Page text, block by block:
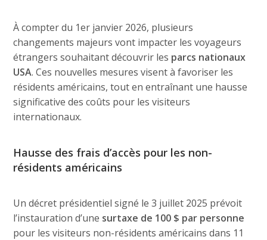
À compter du 1er janvier 2026, plusieurs
changements majeurs vont impacter les voyageurs
étrangers souhaitant découvrir les parcs nationaux
USA. Ces nouvelles mesures visent à favoriser les
résidents américains, tout en entraînant une hausse
significative des coûts pour les visiteurs
internationaux.
Hausse des frais d’accès pour les non-
résidents américains
Un décret présidentiel signé le 3 juillet 2025 prévoit
l’instauration d’une surtaxe de 100 $ par personne
pour les visiteurs non-résidents américains dans 11